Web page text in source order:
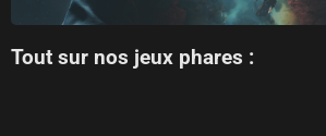
Tout sur nos jeux phares :